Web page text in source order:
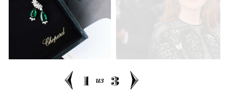
1 из 3